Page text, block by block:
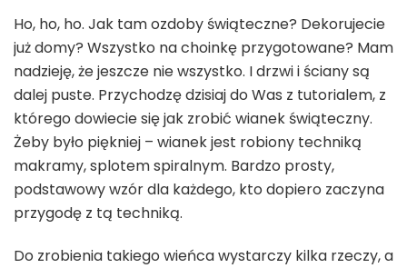
wianek
świąteczny
–
makrama
dla
początkujących.
Ho, ho, ho. Jak tam ozdoby świąteczne? Dekorujecie
już domy? Wszystko na choinkę przygotowane? Mam
nadzieję, że jeszcze nie wszystko. I drzwi i ściany są
dalej puste. Przychodzę dzisiaj do Was z tutorialem, z
którego dowiecie się jak zrobić wianek świąteczny.
Żeby było piękniej – wianek jest robiony techniką
makramy, splotem spiralnym. Bardzo prosty,
podstawowy wzór dla każdego, kto dopiero zaczyna
przygodę z tą techniką.
Do zrobienia takiego wieńca wystarczy kilka rzeczy, a